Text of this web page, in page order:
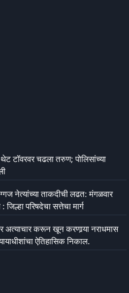
टॉवरवर चढला तरुण; पोलिसांच्या
नेत्यांच्या ताकदीची लढत: मंगळवार
परिषदेचा सत्तेचा मार्ग
करून खून करणार्‍या नराधमास
ऐतिहासिक निकाल.